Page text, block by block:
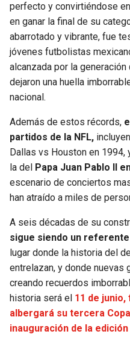
perfecto y convirtiéndose
en ganar la final de su
abarrotado y vibrante, fue
jóvenes futbolistas
alcanzada por la
dejaron una huella
nacional.
Además de estos récords,
partidos de la NFL,
Dallas vs Houston en
la del Papa Juan Pablo II
escenario de conciertos
han atraído a miles de
A seis décadas de su
sigue siendo un
lugar donde la historia del
entrelazan, y donde nuevas
creando recuerdos
historia será el 11 de
albergará su tercera
inauguración de la